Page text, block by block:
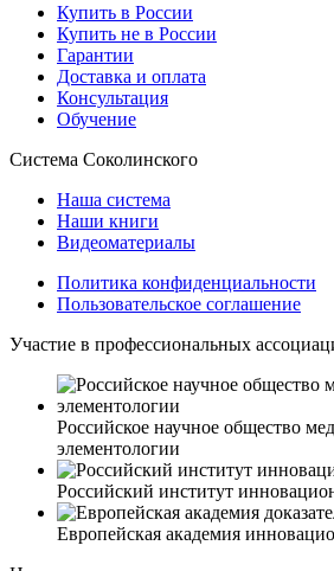
Купить в России
Купить не в России
Гарантии
Доставка и оплата
Консультация
Обучение
Система Соколинского
Наша система
Наши книги
Видеоматериалы
Политика конфиденциальности
Пользовательское соглашение
Участие в профессиональных
Российское научное общество
элементологии
Российский институт
Европейская академия